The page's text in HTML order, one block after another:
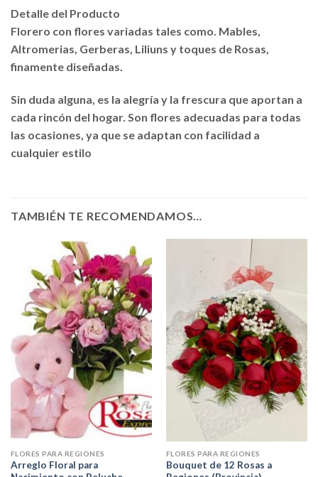
Detalle del Producto
Florero con flores variadas tales como. Mables,
Altromerias, Gerberas, Liliuns y toques de Rosas,
finamente diseñadas.
Sin duda alguna, es la alegría y la frescura que aportan a
cada rincón del hogar. Son flores adecuadas para todas
las ocasiones, ya que se adaptan con facilidad a
cualquier estilo
TAMBIÉN TE RECOMENDAMOS…
FLORES PARA REGIONES
Arreglo Floral para
FLORES PARA REGIONES
Bouquet de 12 Rosas a